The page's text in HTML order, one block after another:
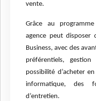
vente.
Grâce au
agence peut disposer
Business, avec des
préférentiels,
possibilité d’acheter
informatique, des
d’entretien.